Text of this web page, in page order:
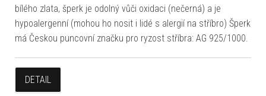
bílého zlata, šperk je odolný vůči oxidaci (nečerná) a je
hypoalergenní (mohou ho nosit i lidé s alergií na stříbro) Šperk
má Českou puncovní značku pro ryzost stříbra: AG 925/1000.
DETAIL